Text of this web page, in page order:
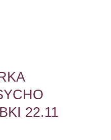
22.11